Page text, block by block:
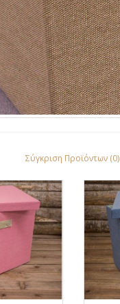
Σύγκριση Προϊόντων (0)